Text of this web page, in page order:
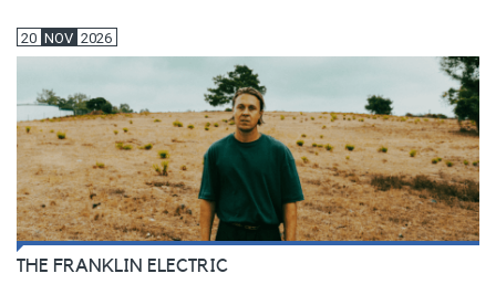
20 NOV 2026
THE FRANKLIN ELECTRIC